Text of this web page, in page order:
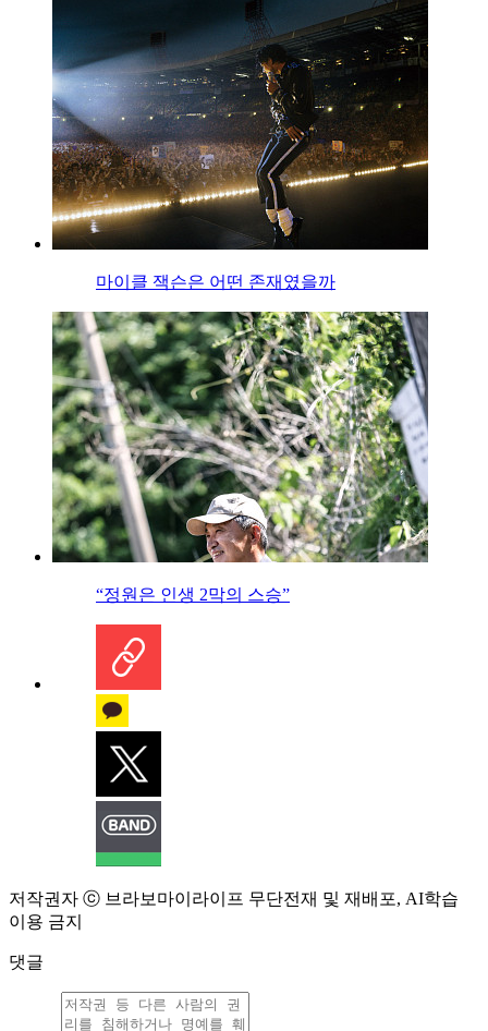
마이클 잭슨은 어떤 존재였을까
“정원은 인생 2막의 스승”
저작권자 ⓒ 브라보마이라이프 무단전재 및 재배포, AI학습
이용 금지
댓글